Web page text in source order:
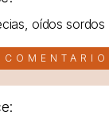
oídos sordos
COMENTARIO